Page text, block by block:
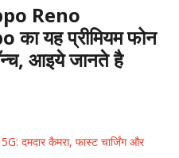
Reno
यह प्रीमियम फोन
आइये जानते है
दमदार कैमरा, फास्ट चार्जिंग और